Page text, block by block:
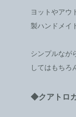
ヨットやアウ
製ハンドメイ
シンプルなが
してはもちろ
◆クアトロ